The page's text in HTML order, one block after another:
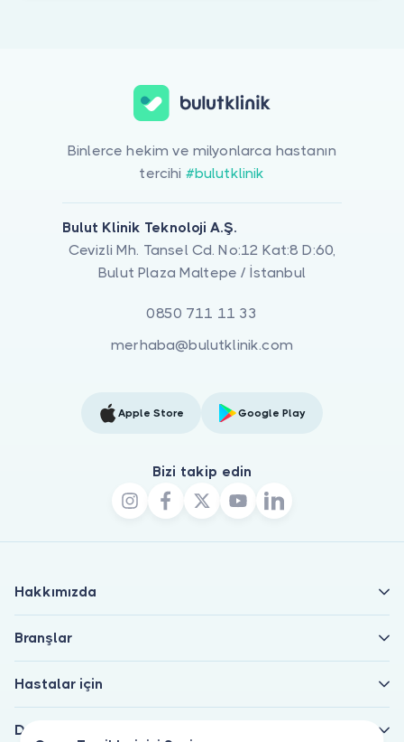
Binlerce hekim ve milyonlarca hastanın
tercihi #bulutklinik
Bulut Klinik Teknoloji A.Ş.
Cevizli Mh. Tansel Cd. No:12 Kat:8 D:60,
Bulut Plaza Maltepe / İstanbul
0850 711 11 33
merhaba@bulutklinik.com
Apple Store Google Play
Bizi takip edin
Hakkımızda
Branşlar
Hastalar için
Doktorlar için